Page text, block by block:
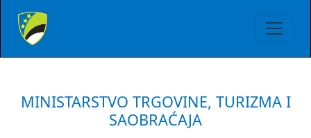
MINISTARSTVO TRGOVINE, TURIZMA I
SAOBRAĆAJA